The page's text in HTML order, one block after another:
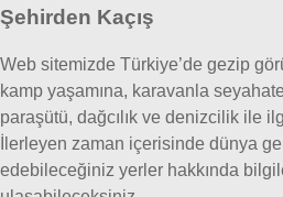
Şehirden Kaçış
Web sitemizde Türkiye’de gezip
kamp yaşamına, karavanla
paraşütü, dağcılık ve denizcilik ile
İlerleyen zaman içerisinde dünya
edebileceğiniz yerler hakkında